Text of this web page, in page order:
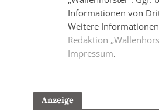
Informationen von
Weitere Informationen
Redaktion
Impressum.
Anzeige